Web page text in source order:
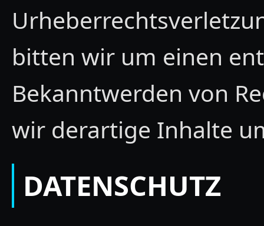
bitten wir um einen
Bekanntwerden von
wir derartige Inhalte
DATENSCHUTZ